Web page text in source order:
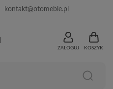
kontakt@otomeble.pl
ZALOGUJ KOSZYK